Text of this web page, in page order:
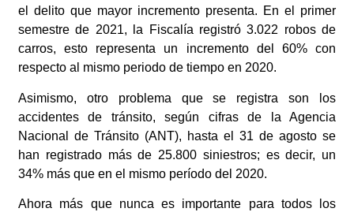
el delito que mayor incremento presenta. En el primer
semestre de 2021, la Fiscalía registró 3.022 robos de
carros, esto representa un incremento del 60% con
respecto al mismo periodo de tiempo en 2020.
Asimismo, otro problema que se registra son los
accidentes de tránsito, según cifras de la Agencia
Nacional de Tránsito (ANT), hasta el 31 de agosto se
han registrado más de 25.800 siniestros; es decir, un
34% más que en el mismo período del 2020.
Ahora más que nunca es importante para todos los